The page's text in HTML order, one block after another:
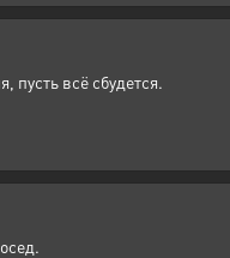
пусть всё сбудется.